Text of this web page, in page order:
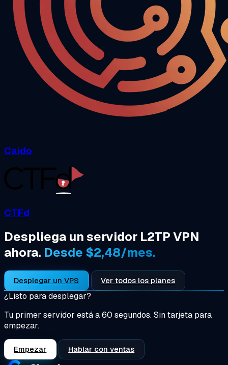
Caido
CTFd
Despliega un servidor L2TP VPN
ahora. Desde $2,48/mes.
Desplegar un VPS Ver todos los planes
¿Listo para desplegar?
Tu primer servidor está a 60 segundos. Sin tarjeta para
empezar.
Empezar Hablar con ventas